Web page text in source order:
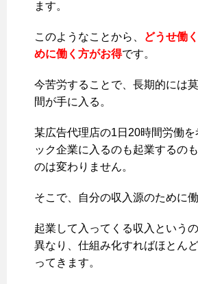
ます。
このようなことから、
どうせ働
めに働く方がお得です。
今苦労することで、長期的には
間が手に入る。
某広告代理店の1日20時間労働を
ック企業に入るのも起業するの
のは変わりません。
そこで、自分の収入源のために働
起業して入ってくる収入という
異なり、仕組み化すればほとん
ってきます。